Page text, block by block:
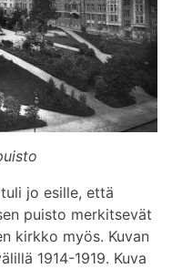
jo esille, että
puisto merkitsevät
kirkko myös. Kuvan
1914-1919. Kuva